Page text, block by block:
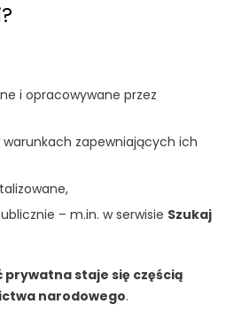
i opracowywane przez
zapewniających ich
– m.in. w serwisie Szukaj
prywatna staje się częścią
narodowego.